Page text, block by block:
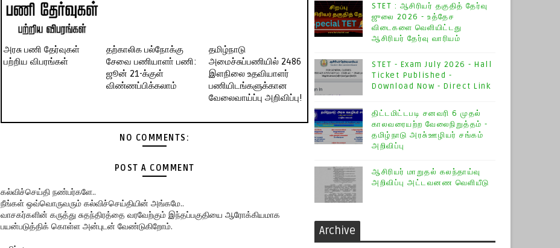
அரசு பணி தேர்வுகள்
பற்றிய விபரங்கள்
தற்காலிக பல்நோக்கு
சேவை பணியாளா் பணி:
ஜூன் 21-க்குள்
விண்ணப்பிக்கலாம்
தமிழ்நாடு
அமைச்சுப்பணியில் 2486
இளநிலை உதவியாளர்
பணியிடங்களுக்கான
வேலைவாய்ப்பு அறிவிப்பு!
NO COMMENTS:
POST A COMMENT
கல்விச்செய்தி நண்பர்களே..
நீங்கள் ஒவ்வொருவரும் கல்விச்செய்தியின் அங்கமே..
வாசகர்களின் கருத்து சுதந்திரத்தை வரவேற்கும் இந்தப்பகுதியை ஆரோக்கியமாக
பயன்படுத்திக் கொள்ள அன்புடன் வேண்டுகிறோம்.
STET : ஆசிரியர் தகுதித் தேர்வு
ஜுலை 2026 - உத்தேச
விடைகளை வெளியிட்டது
ஆசிரியர் தேர்வு வாரியம்
STET - Exam July 2026 - Hall
Ticket Published -
Download Now - Direct Link
திட்டமிட்டபடி சனவரி 6 முதல்
காலவரையற்ற வேலைநிறுத்தம் -
தமிழ்நாடு அரசு்ஊழியர் சங்கம்
அறிவிப்பு
ஆசிரியர் மாறுதல் கலந்தாய்வு
அறிவிப்பு அட்டவனண வெளியீடு
Archive